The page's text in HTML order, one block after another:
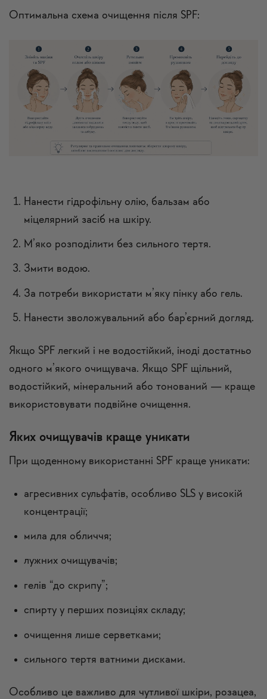
Оптимальна схема очищення після SPF:
Нанести гідрофільну олію, бальзам або
міцелярний засіб на шкіру.
М’яко розподілити без сильного тертя.
Змити водою.
За потреби використати м’яку пінку або гель.
Нанести зволожувальний або бар’єрний догляд.
Якщо SPF легкий і не водостійкий, іноді достатньо
одного м’якого очищувача. Якщо SPF щільний,
водостійкий, мінеральний або тонований — краще
використовувати подвійне очищення.
Яких очищувачів краще уникати
При щоденному використанні SPF краще уникати:
агресивних сульфатів, особливо SLS у високій
концентрації;
мила для обличчя;
лужних очищувачів;
гелів “до скрипу”;
спирту у перших позиціях складу;
очищення лише серветками;
сильного тертя ватними дисками.
Особливо це важливо для чутливої шкіри, розацеа,